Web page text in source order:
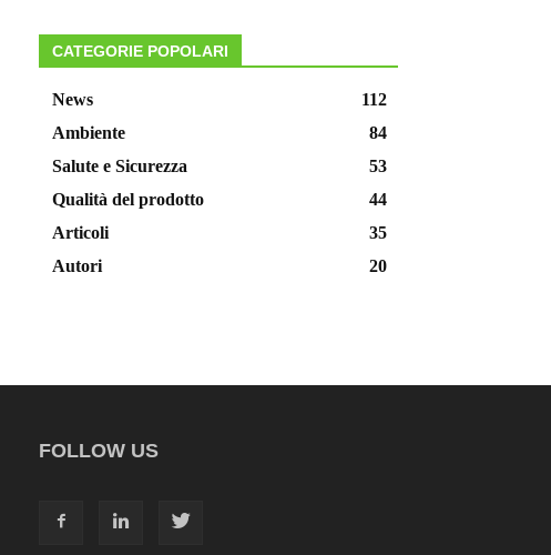
CATEGORIE POPOLARI
News
112
Ambiente
84
Salute e Sicurezza
53
Qualità del prodotto
44
Articoli
35
Autori
20
FOLLOW US